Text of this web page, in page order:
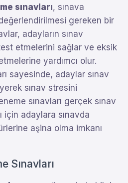
sınavları, sınava
gereken bir
adayların sınav
etmelerini sağlar ve eksik
yardımcı olur.
sayesinde, adaylar sınav
sınav stresini
sınavları gerçek sınav
için adaylara sınavda
aşina olma imkanı
Sınavları